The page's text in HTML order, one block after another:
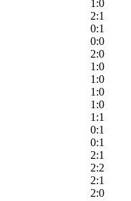
1:0
2:1
0:1
0:0
2:0
1:0
1:0
1:0
1:0
1:1
0:1
0:1
2:1
2:2
2:1
2:0